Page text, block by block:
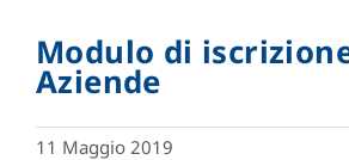
Modulo di
Aziende
11 Maggio 2019